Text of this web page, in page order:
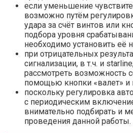
если уменьшение
возможно путём
удара за счёт винтов или
подбора уровня
необходимо установить её
при отрицательных
сигнализации, в т.ч. и
рассмотреть возможность
помощью кнопки «валет» и
поскольку регулировка
с периодическим
внимательно подбирать и
проведения данной работы.